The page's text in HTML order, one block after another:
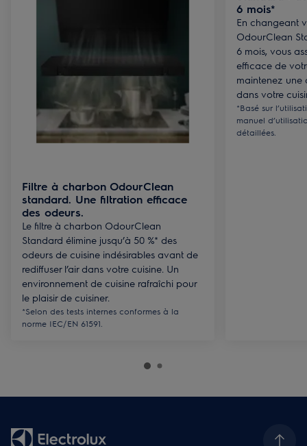
Filtre à charbon OdourClean
standard. Une filtration efficace
des odeurs.
Le filtre à charbon OdourClean
Standard élimine jusqu’à 50 %* des
odeurs de cuisine indésirables avant de
rediffuser l’air dans votre cuisine. Un
environnement de cuisine rafraîchi pour
le plaisir de cuisiner.
*Selon des tests internes conformes à la
norme IEC/EN 61591.
6 mois*
En changeant
OdourClean
6 mois, vous
efficace de
maintenez une
dans votre
*Basé sur
manuel
détaillées.